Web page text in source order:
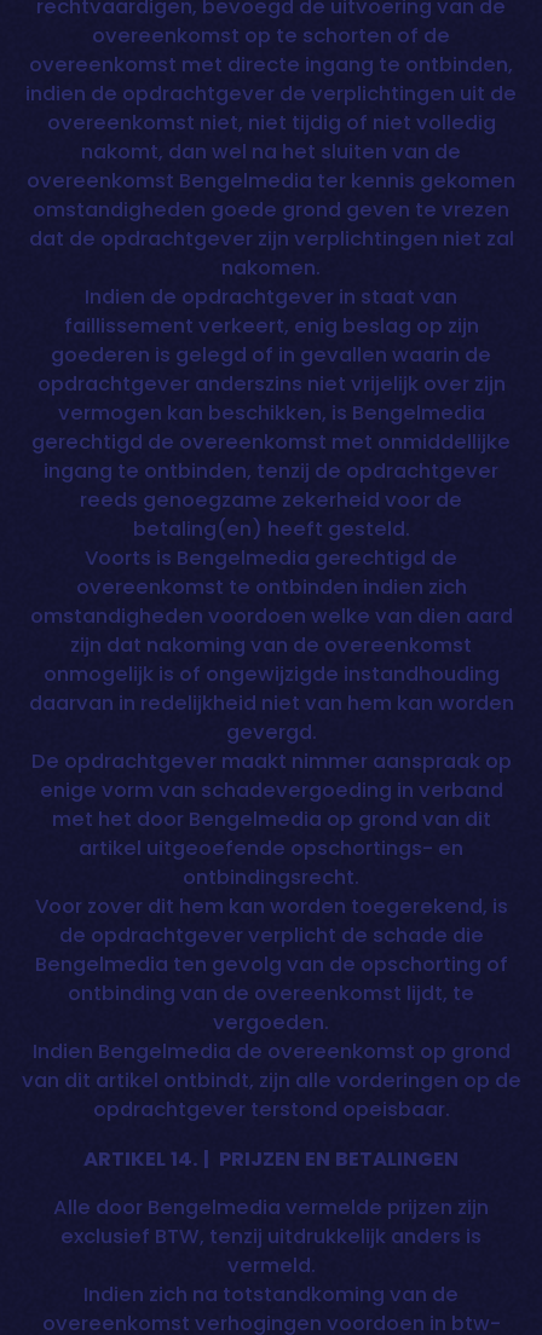
rechtvaardigen, bevoegd de uitvoering van de
overeenkomst op te schorten of de
overeenkomst met directe ingang te ontbinden,
indien de opdrachtgever de verplichtingen uit de
overeenkomst niet, niet tijdig of niet volledig
nakomt, dan wel na het sluiten van de
overeenkomst Bengelmedia ter kennis gekomen
omstandigheden goede grond geven te vrezen
dat de opdrachtgever zijn verplichtingen niet zal
nakomen.
Indien de opdrachtgever in staat van
faillissement verkeert, enig beslag op zijn
goederen is gelegd of in gevallen waarin de
opdrachtgever anderszins niet vrijelijk over zijn
vermogen kan beschikken, is Bengelmedia
gerechtigd de overeenkomst met onmiddellijke
ingang te ontbinden, tenzij de opdrachtgever
reeds genoegzame zekerheid voor de
betaling(en) heeft gesteld.
Voorts is Bengelmedia gerechtigd de
overeenkomst te ontbinden indien zich
omstandigheden voordoen welke van dien aard
zijn dat nakoming van de overeenkomst
onmogelijk is of ongewijzigde instandhouding
daarvan in redelijkheid niet van hem kan worden
gevergd.
De opdrachtgever maakt nimmer aanspraak op
enige vorm van schadevergoeding in verband
met het door Bengelmedia op grond van dit
artikel uitgeoefende opschortings- en
ontbindingsrecht.
Voor zover dit hem kan worden toegerekend, is
de opdrachtgever verplicht de schade die
Bengelmedia ten gevolg van de opschorting of
ontbinding van de overeenkomst lijdt, te
vergoeden.
Indien Bengelmedia de overeenkomst op grond
van dit artikel ontbindt, zijn alle vorderingen op de
opdrachtgever terstond opeisbaar.
ARTIKEL 14. | PRIJZEN EN BETALINGEN
Alle door Bengelmedia vermelde prijzen zijn
exclusief BTW, tenzij uitdrukkelijk anders is
vermeld.
Indien zich na totstandkoming van de
overeenkomst verhogingen voordoen in btw-